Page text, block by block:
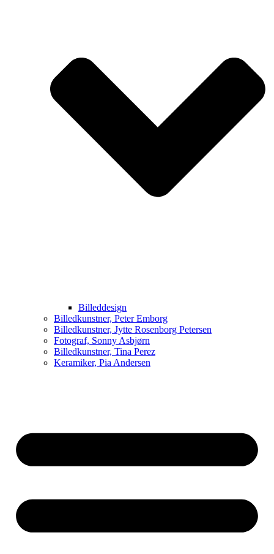
Billeddesign
Billedkunstner, Peter Emborg
Billedkunstner, Jytte Rosenborg Petersen
Fotograf, Sonny Asbjørn
Billedkunstner, Tina Perez
Keramiker, Pia Andersen